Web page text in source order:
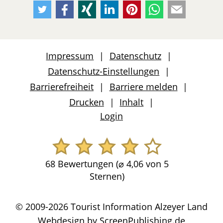
Empfehlen
auf
Twitter
Empfehlen
auf
Facebook
Empfehlen
auf
Xing
Empfehlen
auf
LinkedIn
Empfehlen
auf
Pinterest
Per
Per
Impressum
Datenschutz
Datenschutz-Einstellungen
Barrierefreiheit
Barriere melden
Drucken
Inhalt
Login
68 Bewertungen (⌀ 4,06 von 5
Sternen)
© 2009-2026 Tourist Information Alzeyer Land
Webdesign by ScreenPublishing.de